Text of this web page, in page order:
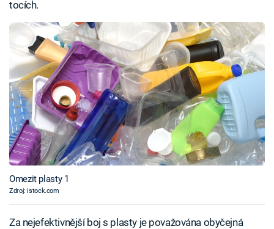
tocích.
Omezit plasty 1
Zdroj: istock.com
Za nejefektivnější boj s plasty je považována obyčejná